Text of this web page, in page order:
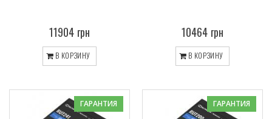
11904 грн
В КОРЗИНУ
10464 грн
В КОРЗИНУ
ГАРАНТИЯ ГАРАНТИЯ